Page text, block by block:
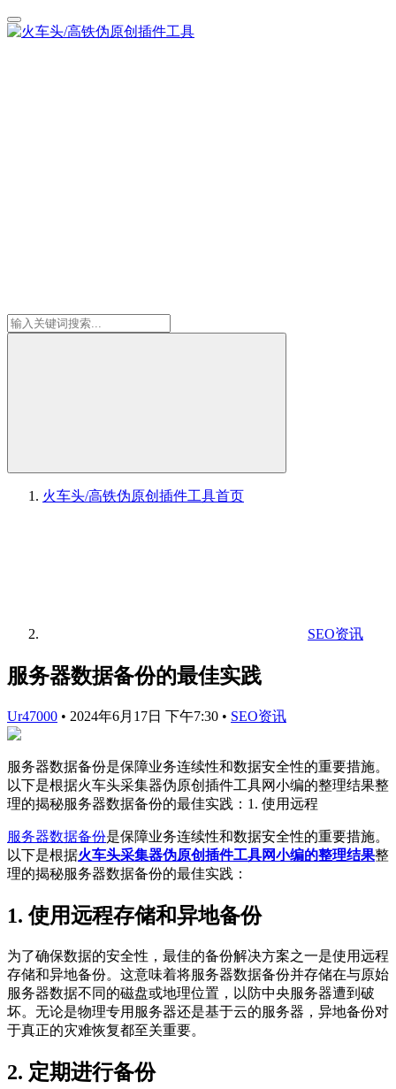
火车头/高铁伪原创插件工具首页
SEO资讯
服务器数据备份的最佳实践
Ur47000 • 2024年6月17日 下午7:30 • SEO资讯
服务器数据备份是保障业务连续性和数据安全性的重要措施。
以下是根据火车头采集器伪原创插件工具网小编的整理结果整
理的揭秘服务器数据备份的最佳实践：1. 使用远程
服务器数据备份是保障业务连续性和数据安全性的重要措施。
以下是根据火车头采集器伪原创插件工具网小编的整理结果整
理的揭秘服务器数据备份的最佳实践：
1. 使用远程存储和异地备份
为了确保数据的安全性，最佳的备份解决方案之一是使用远程
存储和异地备份。这意味着将服务器数据备份并存储在与原始
服务器数据不同的磁盘或地理位置，以防中央服务器遭到破
坏。无论是物理专用服务器还是基于云的服务器，异地备份对
于真正的灾难恢复都至关重要。
2. 定期进行备份